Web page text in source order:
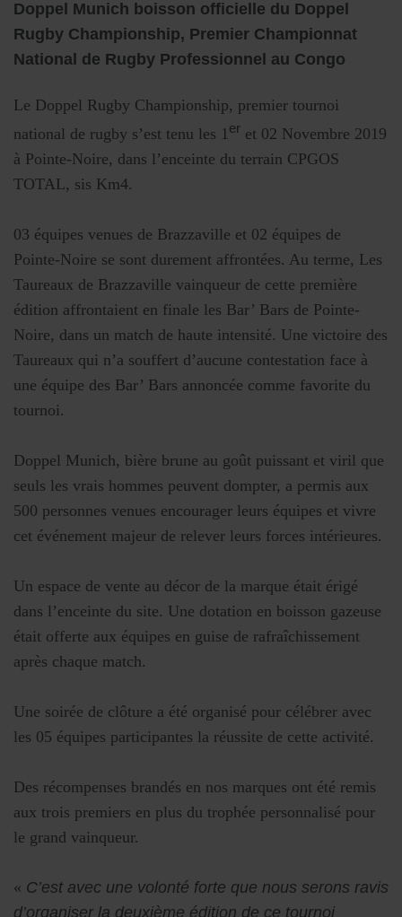
Doppel Munich boisson officielle du Doppel
Rugby Championship, Premier Championnat
National de Rugby Professionnel au Congo
Le Doppel Rugby Championship, premier tournoi
national de rugby s’est tenu les 1er et 02 Novembre 2019
à Pointe-Noire, dans l’enceinte du terrain CPGOS
TOTAL, sis Km4.
03 équipes venues de Brazzaville et 02 équipes de
Pointe-Noire se sont durement affrontées. Au terme, Les
Taureaux de Brazzaville vainqueur de cette première
édition affrontaient en finale les Bar’ Bars de Pointe-
Noire, dans un match de haute intensité. Une victoire des
Taureaux qui n’a souffert d’aucune contestation face à
une équipe des Bar’ Bars annoncée comme favorite du
tournoi.
Doppel Munich, bière brune au goût puissant et viril que
seuls les vrais hommes peuvent dompter, a permis aux
500 personnes venues encourager leurs équipes et vivre
cet événement majeur de relever leurs forces intérieures.
Un espace de vente au décor de la marque était érigé
dans l’enceinte du site. Une dotation en boisson gazeuse
était offerte aux équipes en guise de rafraîchissement
après chaque match.
Une soirée de clôture a été organisé pour célébrer avec
les 05 équipes participantes la réussite de cette activité.
Des récompenses brandés en nos marques ont été remis
aux trois premiers en plus du trophée personnalisé pour
le grand vainqueur.
« C’est avec une volonté forte que nous serons ravis
d’organiser la deuxième édition de ce tournoi